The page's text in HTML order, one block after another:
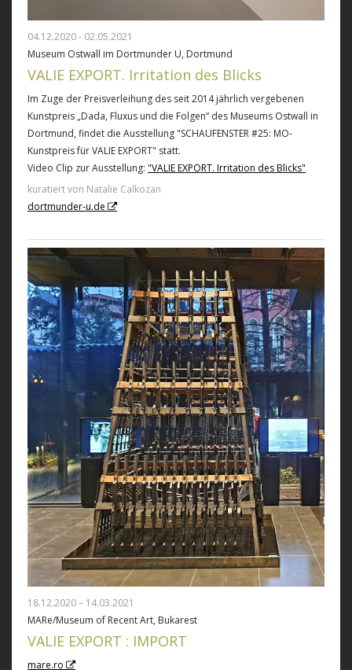
04.12.2020 - 02.05.2021
Museum Ostwall im Dortmunder U, Dortmund
VALIE EXPORT. Irritation des Blicks
Im Zuge der Preisverleihung des seit 2014 jährlich vergebenen
Kunstpreis „Dada, Fluxus und die Folgen“ des Museums Ostwall in
Dortmund, findet die Ausstellung "SCHAUFENSTER #25: MO-
Kunstpreis für VALIE EXPORT" statt.
Video Clip zur Ausstellung: "VALIE EXPORT. Irritation des Blicks"
kuratiert von Natalie Calkozan
dortmunder-u.de
18.12.2020 – 14.03.2021
MARe/Museum of Recent Art, Bukarest
VALIE EXPORT : IMPORT
mare.ro